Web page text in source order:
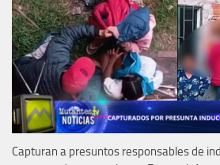
Capturan a presuntos responsables de